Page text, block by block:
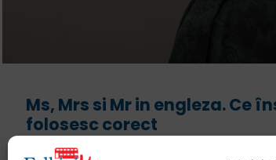
Ms, Mrs si Mr in engleza. Ce
folosesc corect
Termenii din engleză Mr, Mrs, Miss,